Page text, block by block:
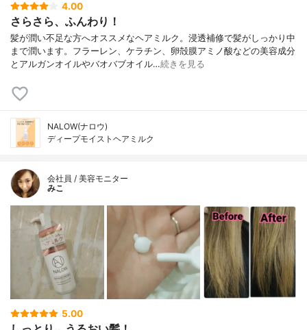
4.00
さらさら、ふんわり！
髪が潤い不足な方へオススメなヘアミルク。浸透補修で髪がしっかり中
まで潤います。フラーレン、ケラチン、卵殻膜アミノ酸などの美容成分
とアルガンオイルやバオバブオイル…続きを見る
NALOW(ナロウ)
ディープモイストヘアミルク
会社員 / 美容モニター
みこ
5.00